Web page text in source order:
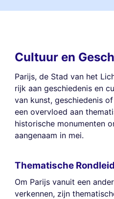
Cultuur en
Parijs, de Stad van het
rijk aan geschiedenis en
van kunst, geschiedenis
een overvloed aan
historische monumenten
aangenaam in mei.
Thematische
Om Parijs vanuit een
verkennen, zijn